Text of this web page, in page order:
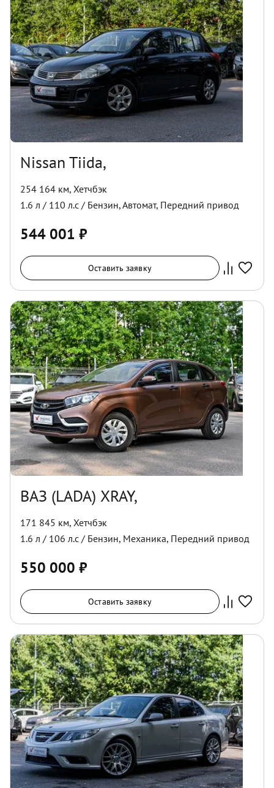
Nissan Tiida,
254 164 км, Хетчбэк
1.6 л / 110 л.с / Бензин,Автомат, Передний привод
544 001 ₽
Оставить заявку
ВАЗ (LADA) XRAY,
171 845 км, Хетчбэк
1.6 л / 106 л.с / Бензин, Механика, Передний привод
550 000 ₽
Оставить заявку